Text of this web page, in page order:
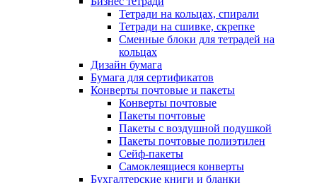
Тетради на кольцах, спирали
Тетради на сшивке, скрепке
Сменные блоки для тетрадей на
кольцах
Дизайн бумага
Бумага для сертификатов
Конверты почтовые и пакеты
Конверты почтовые
Пакеты почтовые
Пакеты с воздушной подушкой
Пакеты почтовые полиэтилен
Сейф-пакеты
Самоклеящиеся конверты
Бухгалтерские книги и бланки